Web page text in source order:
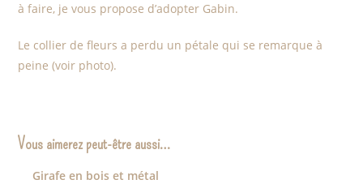
à faire, je vous propose d’adopter Gabin.
Le collier de fleurs a perdu un pétale qui se remarque à
peine (voir photo).
Vous aimerez peut-être aussi…
Girafe en bois et métal